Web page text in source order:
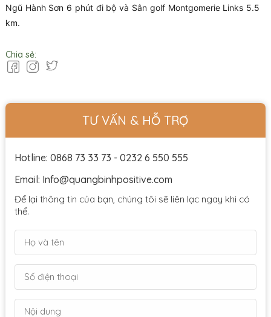
Ngũ Hành Sơn 6 phút đi bộ và Sân golf Montgomerie Links 5.5
km.
Chia sẻ:
TƯ VẤN & HỖ TRỢ
Hotline: 0868 73 33 73 - 0232 6 550 555
Email: Info@quangbinhpositive.com
Để lại thông tin của bạn, chúng tôi sẽ liên lạc ngay khi có
thể.